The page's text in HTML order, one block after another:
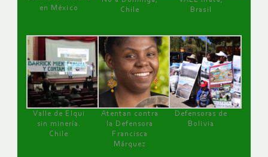
en México
Chile
Brasil
Valle de Elqui
sin minería.
Chile
Atentan contra
la Defensora
Francisca
Márquez
Defensoras de
Bolivia